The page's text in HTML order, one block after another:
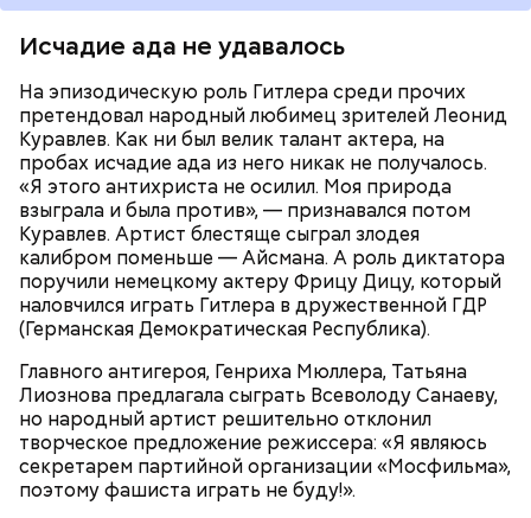
Исчадие ада не удавалось
На эпизодическую роль Гитлера среди прочих
претендовал народный любимец зрителей Леонид
Куравлев. Как ни был велик талант актера, на
пробах исчадие ада из него никак не получалось.
«Я этого антихриста не осилил. Моя природа
взыграла и была против», — признавался потом
Куравлев. Артист блестяще сыграл злодея
калибром поменьше — Айсмана. А роль диктатора
поручили немецкому актеру Фрицу Дицу, который
наловчился играть Гитлера в дружественной ГДР
(Германская Демократическая Республика).
Главного антигероя, Генриха Мюллера, Татьяна
Лиознова предлагала сыграть Всеволоду Санаеву,
но народный артист решительно отклонил
творческое предложение режиссера: «Я являюсь
секретарем партийной организации «Мосфильма»,
поэтому фашиста играть не буду!».
При выборе дыни эксперт посоветовала
ориентироваться на запах: